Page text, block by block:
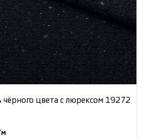
чёрного цвета с люрексом 19272